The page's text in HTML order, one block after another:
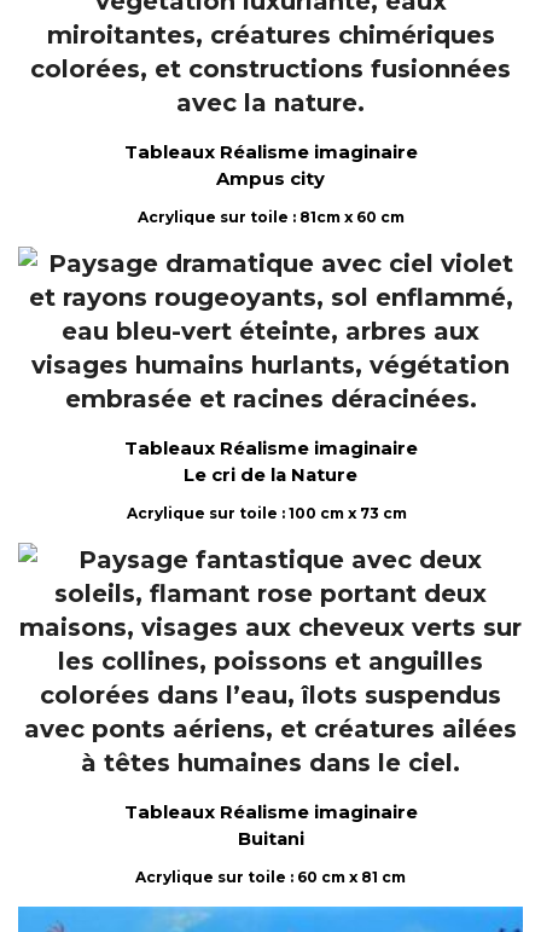
Tableaux Réalisme imaginaire
Ampus city
Acrylique sur toile : 81cm x 60 cm
Tableaux Réalisme imaginaire
Le cri de la Nature
Acrylique sur toile : 100 cm x 73 cm
Tableaux Réalisme imaginaire
Buitani
Acrylique sur toile : 60 cm x 81 cm